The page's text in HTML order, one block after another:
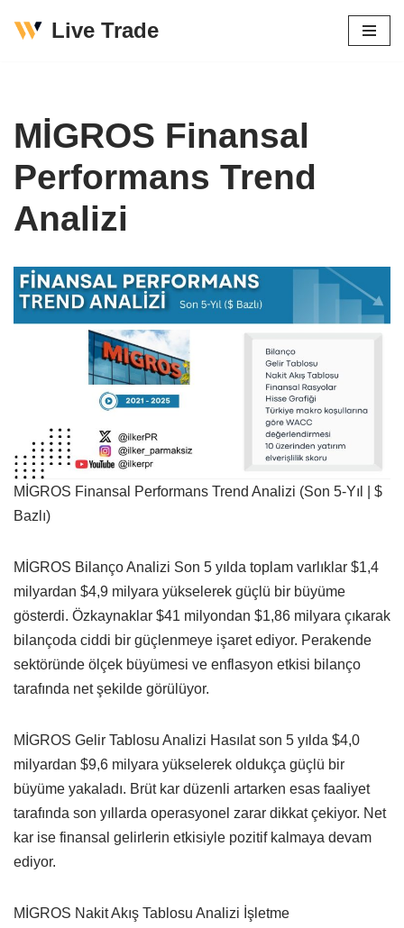
Live Trade
MİGROS Finansal
Performans Trend
Analizi
MİGROS Finansal Performans Trend Analizi (Son 5-Yıl | $
Bazlı)
MİGROS Bilanço Analizi Son 5 yılda toplam varlıklar $1,4
milyardan $4,9 milyara yükselerek güçlü bir büyüme
gösterdi. Özkaynaklar $41 milyondan $1,86 milyara çıkarak
bilançoda ciddi bir güçlenmeye işaret ediyor. Perakende
sektöründe ölçek büyümesi ve enflasyon etkisi bilanço
tarafında net şekilde görülüyor.
MİGROS Gelir Tablosu Analizi Hasılat son 5 yılda $4,0
milyardan $9,6 milyara yükselerek oldukça güçlü bir
büyüme yakaladı. Brüt kar düzenli artarken esas faaliyet
tarafında son yıllarda operasyonel zarar dikkat çekiyor. Net
kar ise finansal gelirlerin etkisiyle pozitif kalmaya devam
ediyor.
MİGROS Nakit Akış Tablosu Analizi İşletme